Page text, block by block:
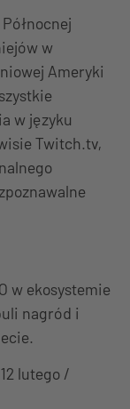
w
Ameryki
w języku
Twitch.tv,
w ekosystemie
nagród i
lutego /